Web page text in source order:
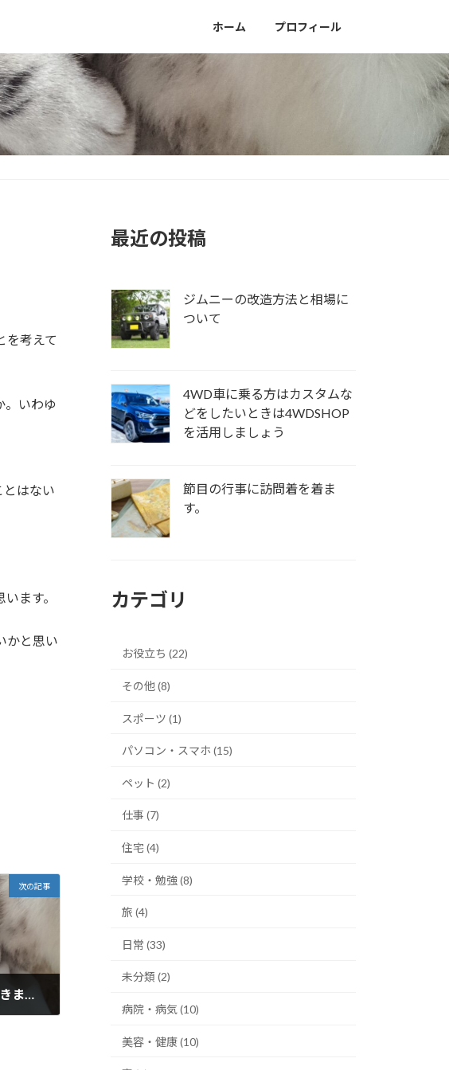
ホーム プロフィール
を考えて
。いわゆ
とはない
ます。
かと思い
次の記事
大阪に単身赴任中の主人に友人ができました
最近の投稿
ジムニーの改造方法と相場に
ついて
4WD車に乗る方はカスタムな
どをしたいときは4WDSHOP
を活用しましょう
節目の行事に訪問着を着ま
す。
カテゴリ
お役立ち (22)
その他 (8)
スポーツ (1)
パソコン・スマホ (15)
ペット (2)
仕事 (7)
住宅 (4)
学校・勉強 (8)
旅 (4)
日常 (33)
未分類 (2)
病院・病気 (10)
美容・健康 (10)